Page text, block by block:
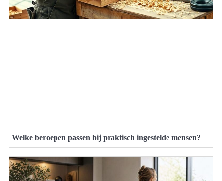
Welke beroepen passen bij praktisch ingestelde mensen?